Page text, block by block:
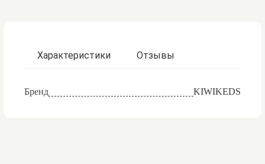
Характеристики Отзывы
Бренд KIWIKEDS